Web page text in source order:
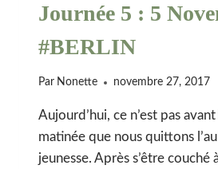
Journée 5 : 5
#BERLIN
Par Nonette novembre 27, 2017
Aujourd’hui, ce n’est pas
matinée que nous quittons
jeunesse. Après s’être couché